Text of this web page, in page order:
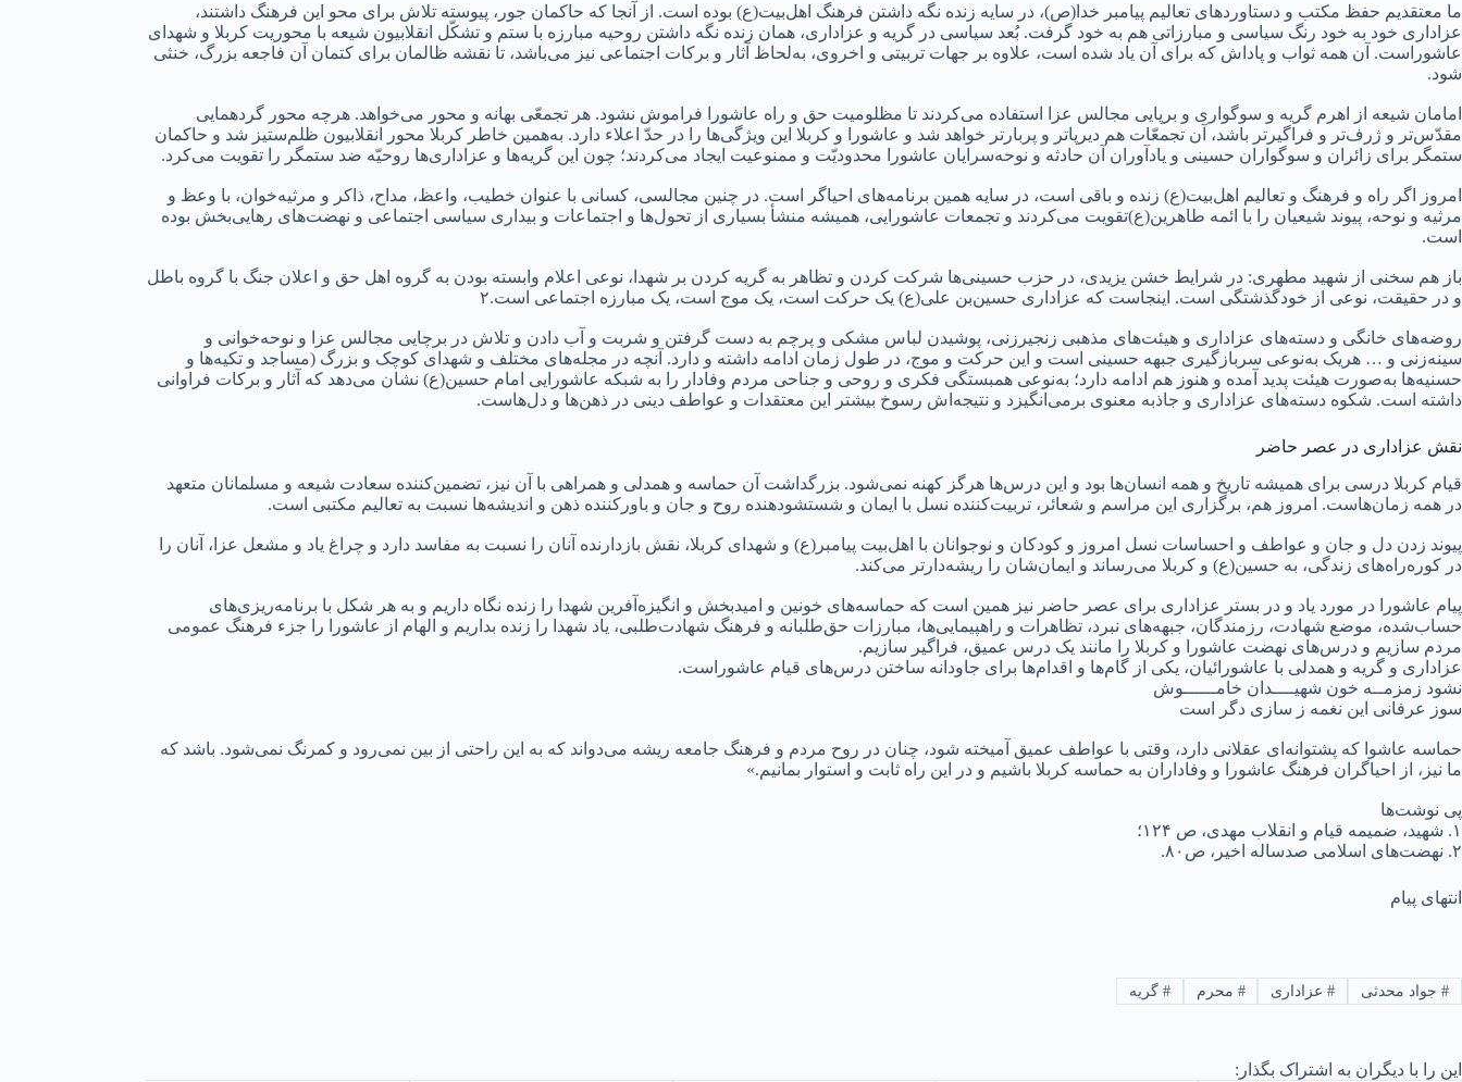
ما معتقدیم حفظ مکتب و دستاوردهای تعالیم پیامبر خدا(ص)، در سایه زنده نگه داشتن فرهنگ اهل‌بیت(ع) بوده است. از آنجا که حاکمان جور، پیوسته تلاش برای محو این فرهنگ داشتند،
عزاداری خود به خود رنگ سیاسی و مبارزاتی هم به خود گرفت. بُعد سیاسی در گریه و عزاداری، همان زنده نگه داشتن روحیه مبارزه با ستم و تشکّل انقلابیون شیعه با محوریت کربلا و شهدای
عاشوراست. آن همه ثواب و پاداش که برای آن یاد شده است، علاوه بر جهات تربیتی و اخروی، به‌لحاظ آثار و برکات اجتماعی نیز می‌باشد، تا نقشه ظالمان برای کتمان آن فاجعه بزرگ، خنثی
شود.
امامان شیعه از اهرم گریه و سوگواری و برپایی مجالس عزا استفاده می‌کردند تا مظلومیت حق و راه عاشورا فراموش نشود. هر تجمعّی بهانه و محور می‌خواهد. هرچه محور گردهمایی
مقدّس‌تر و ژرف‌تر و فراگیرتر باشد، آن تجمعّات هم دیرپاتر و پربارتر خواهد شد و عاشورا و کربلا این ویژگی‌ها را در حدّ اعلاء دارد. به‌همین خاطر کربلا محور انقلابیون ظلم‌ستیز شد و حاکمان
ستمگر برای زائران و سوگواران حسینی و یادآوران آن حادثه و نوحه‌سرایان عاشورا محدودیّت و ممنوعیت ایجاد می‌کردند؛ چون این گریه‌ها و عزاداری‌ها روحیّه ضد ستمگر را تقویت می‌کرد.
امروز اگر راه و فرهنگ و تعالیم اهل‌بیت(ع) زنده و باقی است، در سایه همین برنامه‌های احیاگر است. در چنین مجالسی، کسانی با عنوان خطیب، واعظ، مداح، ذاکر و مرثیه‌خوان، با وعظ و
مرثیه و نوحه، پیوند شیعیان را با ائمه طاهرین(ع)تقویت می‌کردند و تجمعات عاشورایی، همیشه منشأ بسیاری از تحول‌ها و اجتماعات و بیداری سیاسی اجتماعی و نهضت‌های رهایی‌بخش بوده
است.
باز هم سخنی از شهید مطهری: در شرایط خشن یزیدی، در حزب حسینی‌ها شرکت کردن و تظاهر به گریه کردن بر شهدا، نوعی اعلام وابسته بودن به گروه اهل حق و اعلان جنگ با گروه باطل
و در حقیقت، نوعی از خودگذشتگی است. اینجاست که عزاداری حسین‌بن علی(ع) یک حرکت است، یک موج است، یک مبارزه اجتماعی است.۲
روضه‌های خانگی و دسته‌های عزاداری و هیئت‌های مذهبی زنجیرزنی، پوشیدن لباس مشکی و پرچم به دست گرفتن و شربت و آب دادن و تلاش در برچایی مجالس عزا و نوحه‌خوانی و
سینه‌زنی و … هریک به‌نوعی سربازگیری جبهه حسینی است و این حرکت و موج، در طول زمان ادامه داشته و دارد. آنچه در مجله‌های مختلف و شهدای کوچک و بزرگ (مساجد و تکیه‌ها و
حسنیه‌ها به‌صورت هیئت پدید آمده و هنوز هم ادامه دارد؛ به‌نوعی همبستگی فکری و روحی و جناحی مردم وفادار را به شبکه عاشورایی امام حسین(ع) نشان می‌دهد که آثار و برکات فراوانی
داشته است. شکوه دسته‌های عزاداری و جاذبه معنوی برمی‌انگیزد و نتیجه‌اش رسوخ بیشتر این معتقدات و عواطف دینی در ذهن‌ها و دل‌هاست.
نقش عزاداری در عصر حاضر
قیام کربلا درسی برای همیشه تاریخ و همه انسان‌ها بود و این درس‌ها هرگز کهنه نمی‌شود. بزرگداشت آن حماسه و همدلی و همراهی با آن نیز، تضمین‌کننده سعادت شیعه و مسلمانان متعهد
در همه زمان‌هاست. امروز هم، برگزاری این مراسم و شعائر، تربیت‌کننده نسل با ایمان و شستشودهنده روح و جان و باورکننده ذهن و اندیشه‌ها نسبت به تعالیم مکتبی است.
پیوند زدن دل و جان و عواطف و احساسات نسل امروز و کودکان و نوجوانان با اهل‌بیت پیامبر(ع) و شهدای کربلا، نقش بازدارنده آنان را نسبت به مفاسد دارد و چراغ یاد و مشعل عزا، آنان را
در کوره‌راه‌های زندگی، به حسین(ع) و کربلا می‌رساند و ایمان‌شان را ریشه‌دارتر می‌کند.
پیام عاشورا در مورد یاد و در بستر عزاداری برای عصر حاضر نیز همین است که حماسه‌های خونین و امیدبخش و انگیزه‌آفرین شهدا را زنده نگاه داریم و به هر شکل با برنامه‌ریزی‌های
حساب‌شده، موضع شهادت، رزمندگان، جبهه‌های نبرد، تظاهرات و راهپیمایی‌ها، مبارزات حق‌طلبانه و فرهنگ شهادت‌طلبی، یاد شهدا را زنده بداریم و الهام از عاشورا را جزء فرهنگ عمومی
مردم سازیم و درس‌های نهضت عاشورا و کربلا را مانند یک درس عمیق، فراگیر سازیم.
عزاداری و گریه و همدلی با عاشورائیان، یکی از گام‌ها و اقدام‌ها برای جاودانه ساختن درس‌های قیام عاشوراست.
نشود زمزمــه خون شهیــــدان خامــــــوش
سوز عرفانی این نغمه ز سازی دگر است
حماسه عاشوا که پشتوانه‌ای عقلانی دارد، وقتی با عواطف عمیق آمیخته شود، چنان در روح مردم و فرهنگ جامعه ریشه می‌دواند که به این راحتی از بین نمی‌رود و کمرنگ نمی‌شود. باشد که
ما نیز، از احیاگران فرهنگ عاشورا و وفاداران به حماسه کربلا باشیم و در این راه ثابت و استوار بمانیم.»
پی نوشت‌ها
‌۱. شهید، ضمیمه قیام و انقلاب مهدی، ص ۱۲۴؛
۲. نهضت‌های اسلامی صدساله اخیر، ص۸۰.
انتهای پیام
#جواد محدثی #عزاداری # محرم # گریه
این را با دیگران به اشتراک بگذار: